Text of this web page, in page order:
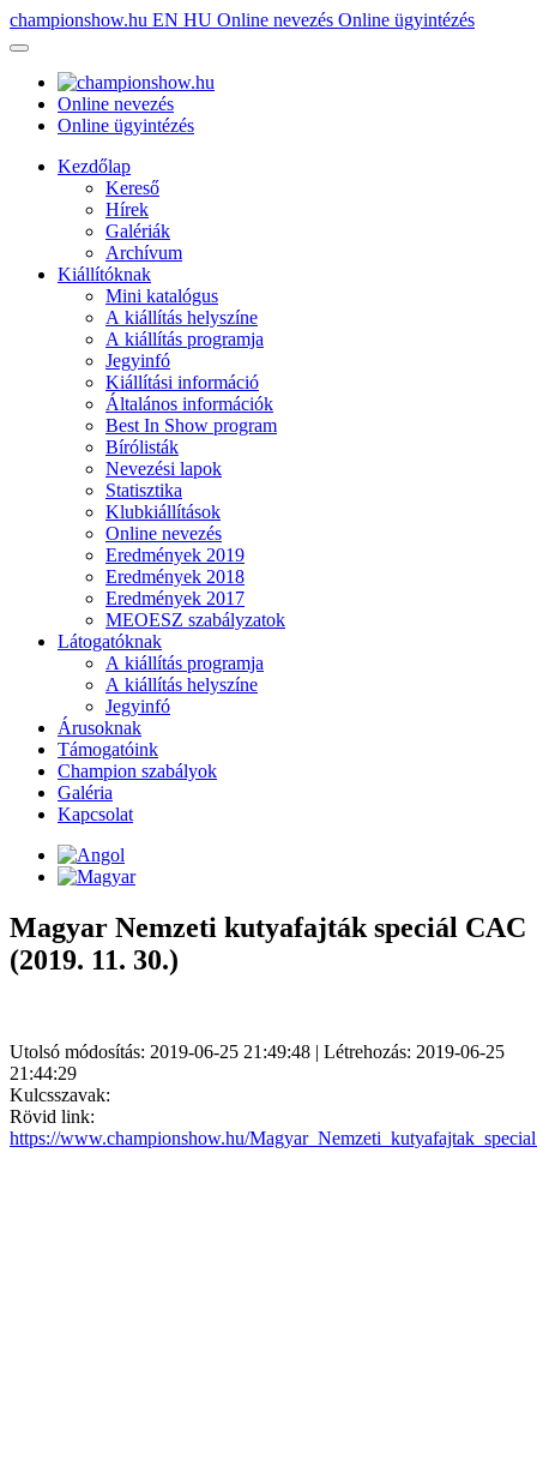
championshow.hu EN HU Online nevezés Online ügyintézés
Online nevezés
Online ügyintézés
Kezdőlap
Kereső
Hírek
Galériák
Archívum
Kiállítóknak
Mini katalógus
A kiállítás helyszíne
A kiállítás programja
Jegyinfó
Kiállítási információ
Általános információk
Best In Show program
Bírólisták
Nevezési lapok
Statisztika
Klubkiállítások
Online nevezés
Eredmények 2019
Eredmények 2018
Eredmények 2017
MEOESZ szabályzatok
Látogatóknak
A kiállítás programja
A kiállítás helyszíne
Jegyinfó
Árusoknak
Támogatóink
Champion szabályok
Galéria
Kapcsolat
Magyar Nemzeti kutyafajták speciál CAC
(2019. 11. 30.)
Utolsó módosítás: 2019-06-25 21:49:48 | Létrehozás: 2019-06-25
21:44:29
Kulcsszavak:
Rövid link:
https://www.championshow.hu/